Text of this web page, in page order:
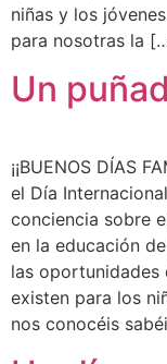
niñas y los
para nosotras la
Un
¡¡BUENOS DÍAS
el Día
conciencia sobre
en la educación
las oportunidades
existen para los
nos conocéis